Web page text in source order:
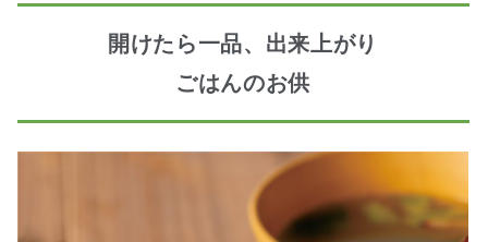
開けたら一品、出来上がり
ごはんのお供